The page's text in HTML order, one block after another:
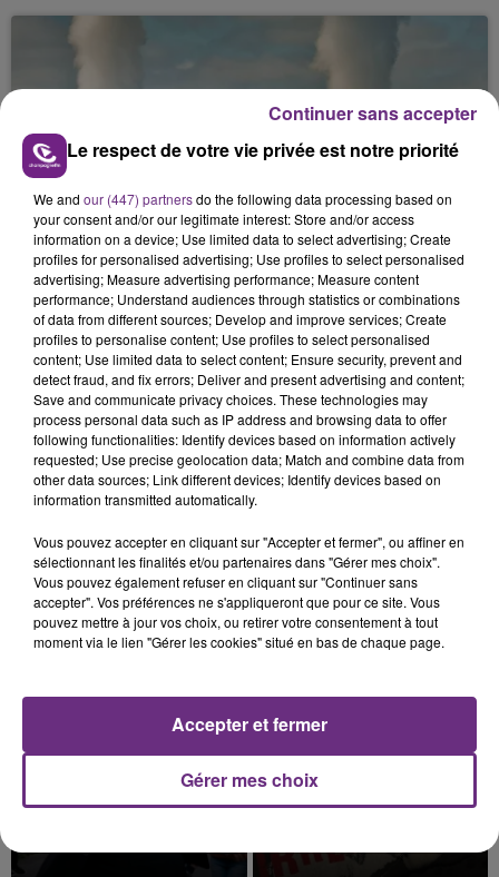
LA CENTRALE NUCLÉAIRE DE CHOOZ
TOUJOURS À L'ARRÊT
Cela fait déjà une semaine que la centrale
nucléaire ardennaise est à l'arrêt. Une situation
justifiée par la sécheresse intense qui est toujours
présente.
LE MAGASIN JOUÉCLUB DE REIMS FERME
C'était l'une des institutions du centre-ville
rémois. Le magasin JouéClub est contraint de
fermer ses portes.
TITRES DIFFUSÉS
8h58
8h58 8h55
8h55
Le respect de votre vie privée est notre priorité
We and our (447) partnersdo the following data processing based on
your consent and/or our legitimate interest: Store and/or access
information on a device; Use limited data to select advertising; Create
profiles for personalised advertising; Use profiles to select personalised
advertising; Measure advertising performance; Measure content
performance; Understand audiences through statistics or combinations
of data from different sources; Develop and improve services; Create
profiles to personalise content; Use profiles to select personalised
content; Use limited data to select content; Ensure security, prevent and
detect fraud, and fix errors; Deliver and present advertising and content;
Save and communicate privacy choices. These technologies may
process personal data such as IP address and browsing data to offer
following functionalities: Identify devices based on information actively
requested; Use precise geolocation data; Match and combine data from
other data sources; Link different devices; Identify devices based on
information transmitted automatically.
Vous pouvez accepter en cliquant sur "Accepter et fermer", ou affiner en
sélectionnant les finalités et/ou partenaires dans "Gérer mes choix".
Vous pouvez également refuser en cliquant sur "Continuer sans
accepter". Vos préférences ne s'appliqueront que pour ce site. Vous
pouvez mettre à jour vos choix, ou retirer votre consentement à tout
moment via le lien "Gérer les cookies" situé en bas de chaque page.
Gérer mes choix
Accepter et fermer
Continuer sans accepter